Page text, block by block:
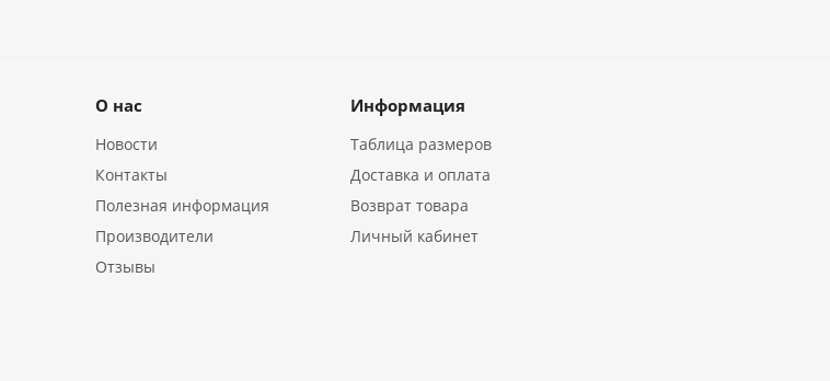
О нас
Новости
Контакты
Полезная информация
Производители
Отзывы
Информация
Таблица размеров
Доставка и оплата
Возврат товара
Личный кабинет